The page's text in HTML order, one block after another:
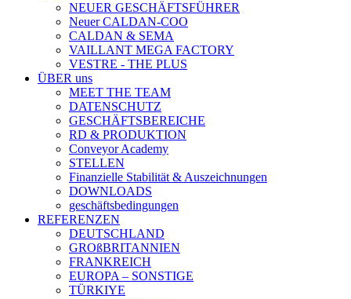
NEUER GESCHÄFTSFÜHRER
Neuer CALDAN-COO
CALDAN & SEMA
VAILLANT MEGA FACTORY
VESTRE - THE PLUS
ÜBER uns
MEET THE TEAM
DATENSCHUTZ
GESCHÄFTSBEREICHE
RD & PRODUKTION
Conveyor Academy
STELLEN
Finanzielle Stabilität & Auszeichnungen
DOWNLOADS
geschäftsbedingungen
REFERENZEN
DEUTSCHLAND
GROßBRITANNIEN
FRANKREICH
EUROPA – SONSTIGE
TÜRKIYE